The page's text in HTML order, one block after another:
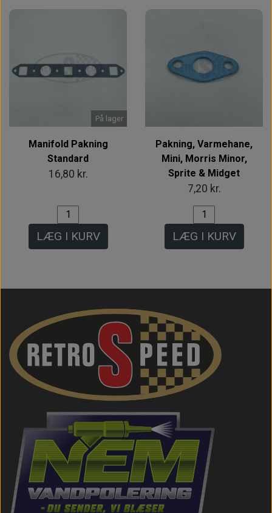
På lager
Manifold Pakning
Standard
16,80 kr.
LÆG I KURV
Pakning, Varmehane,
Mini, Morris Minor,
Sprite & Midget
7,20 kr.
LÆG I KURV